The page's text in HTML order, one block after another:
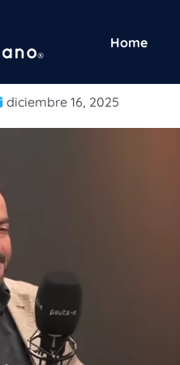
Home
diciembre 16, 2025